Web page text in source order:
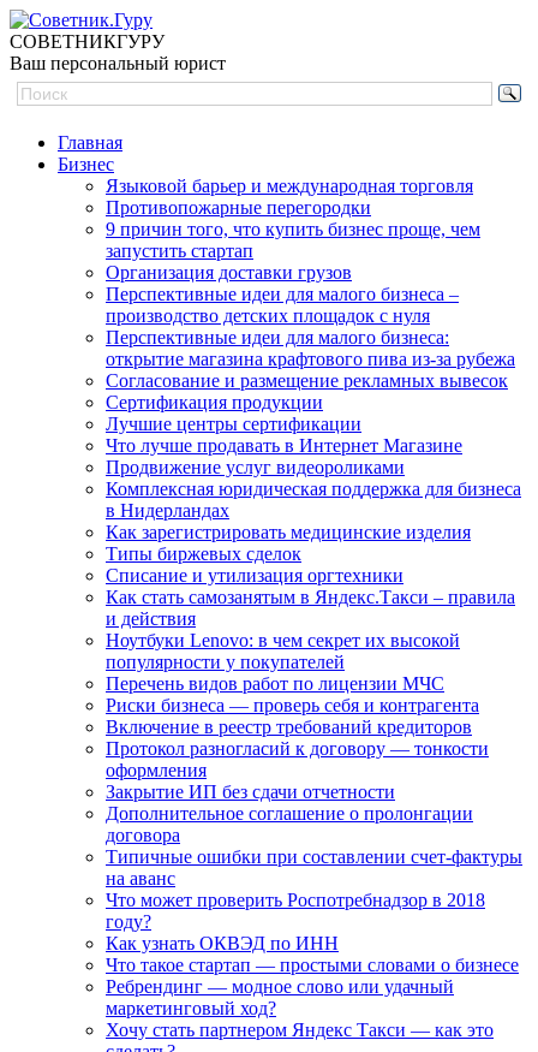
СОВЕТНИКГУРУ
Ваш персональный юрист
Главная
Бизнес
Языковой барьер и международная торговля
Противопожарные перегородки
9 причин того, что купить бизнес проще, чем
запустить стартап
Организация доставки грузов
Перспективные идеи для малого бизнеса –
производство детских площадок с нуля
Перспективные идеи для малого бизнеса:
открытие магазина крафтового пива из-за рубежа
Согласование и размещение рекламных вывесок
Сертификация продукции
Лучшие центры сертификации
Что лучше продавать в Интернет Магазине
Продвижение услуг видеороликами
Комплексная юридическая поддержка для бизнеса
в Нидерландах
Как зарегистрировать медицинские изделия
Типы биржевых сделок
Списание и утилизация оргтехники
Как стать самозанятым в Яндекс.Такси – правила
и действия
Ноутбуки Lenovo: в чем секрет их высокой
популярности у покупателей
Перечень видов работ по лицензии МЧС
Риски бизнеса — проверь себя и контрагента
Включение в реестр требований кредиторов
Протокол разногласий к договору — тонкости
оформления
Закрытие ИП без сдачи отчетности
Дополнительное соглашение о пролонгации
договора
Типичные ошибки при составлении счет-фактуры
на аванс
Что может проверить Роспотребнадзор в 2018
году?
Как узнать ОКВЭД по ИНН
Что такое стартап — простыми словами о бизнесе
Ребрендинг — модное слово или удачный
маркетинговый ход?
Хочу стать партнером Яндекс Такси — как это